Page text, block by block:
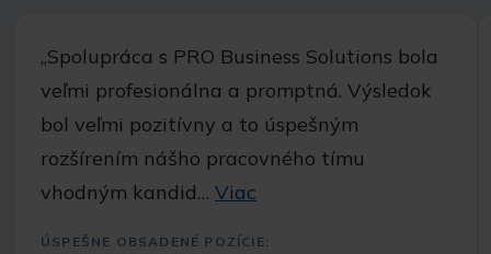
,,Spolupráca s PRO Business Solutions bola
veľmi profesionálna a promptná. Výsledok
bol veľmi pozitívny a to úspešným
rozšírením nášho pracovného tímu
vhodným kandid… Viac
ÚSPEŠNE OBSADENÉ POZÍCIE: